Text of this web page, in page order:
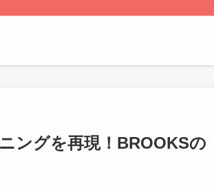
ングを再現！BROOKSの